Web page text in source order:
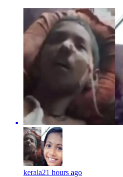
kerala21 hours ago